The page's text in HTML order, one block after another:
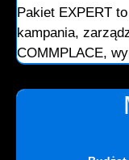
Pakiet EXPERT
kampania,
COMMPLACE,